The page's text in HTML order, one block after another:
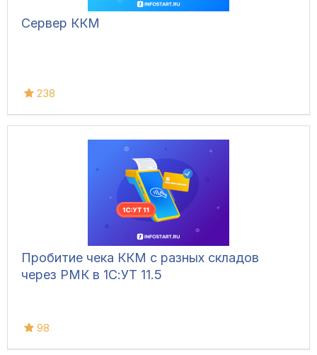
Сервер ККМ
238
Пробитие чека ККМ с разных складов
через РМК в 1С:УТ 11.5
98